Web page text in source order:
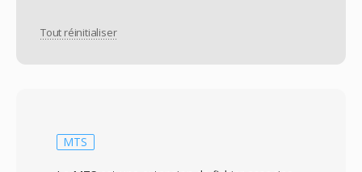
Tout réinitialiser
MTS